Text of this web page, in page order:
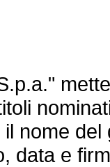
nome
data e